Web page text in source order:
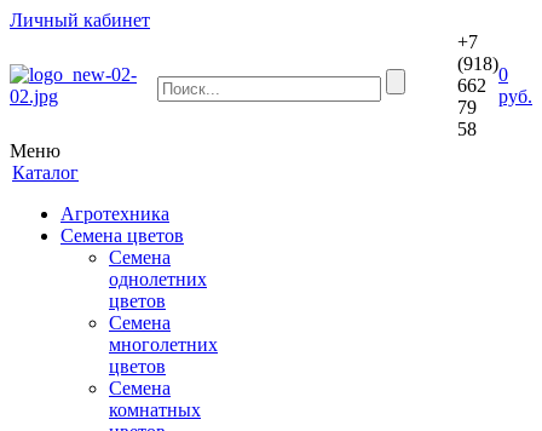
Личный кабинет
+7
(918)
662
79
58
0
руб.
Меню
Каталог
Агротехника
Семена цветов
Семена
однолетних
цветов
Семена
многолетних
цветов
Семена
комнатных